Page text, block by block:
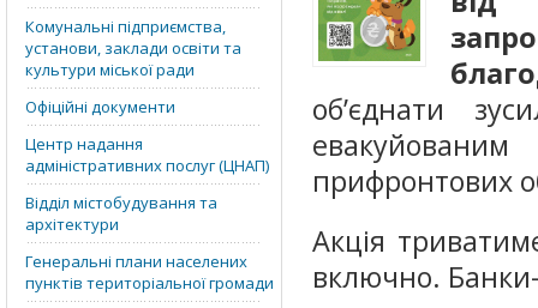
Комунальні підприємства,
установи, заклади освіти та
культури міської ради
Офіційні документи
Центр надання
адміністративних послуг (ЦНАП)
Відділ містобудування та
архітектури
Генеральні плани населених
пунктів територіальної громади
об’єднати
прифронтових
Акція
включно.